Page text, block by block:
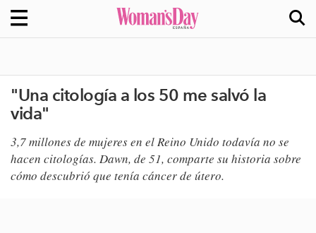
"Una citología a los 50 me salvó la
vida"
3,7 millones de mujeres en el Reino Unido todavía no se
hacen citologías. Dawn, de 51, comparte su historia sobre
cómo descubrió que tenía cáncer de útero.